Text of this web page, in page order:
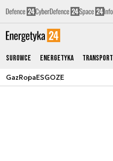
Surowce Energetyka Transport
GazRopaESGOZE